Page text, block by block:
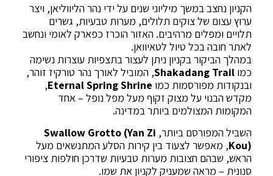
הקניון נחצב במשך מיליוני שנים על ידי נהר הליווליאן, ויצר
ערוץ עצום של צוקים תלולים, מערות טבעיות, גשרים
תלויים ומפלים מרהיבים. האזור הוכרז כפארק לאומי ונחשב
לאתר חובה בכל טיול לטאיוואן.
במהלך הביקור בקניון ניתן לעצור בתצפיות עוצרות נשימה
כמוShakadang Trail, המוביל לאורך נהר טורקיז זוהר,
ובנקודות מפורסמות כמו Eternal Spring Shrine
,
מקדש הבנוי על מצוק זקוף מעל מפל נופל – אחד
המקומות המצולמים ביותר במדינה.
השביל המפורסם ביותר, Swallow Grotto (Yan Zi
Kou), מאפשר לצעוד בין קירות הסלע המתנשאים מעל
הראש, שבהם חצובות מערות טבעיות שדרכן חולפות ציפורי
סנונית – מראה שמעניק לקניון את שמו.